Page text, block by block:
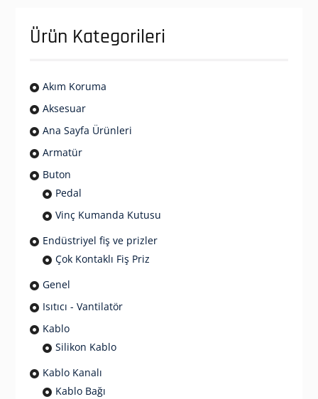
Ürün Kategorileri
Akım Koruma
Aksesuar
Ana Sayfa Ürünleri
Armatür
Buton
Pedal
Vinç Kumanda Kutusu
Endüstriyel fiş ve prizler
Çok Kontaklı Fiş Priz
Genel
Isıtıcı - Vantilatör
Kablo
Silikon Kablo
Kablo Kanalı
Kablo Bağı